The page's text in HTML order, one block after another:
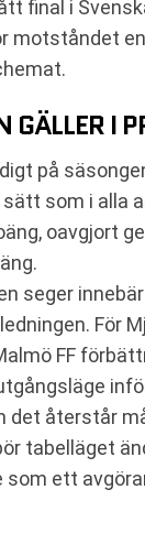
final i
motståndet
GÄLLER I
på
som i alla
oavgjort
seger
För
FF
det återstår
tabelläget
som ett